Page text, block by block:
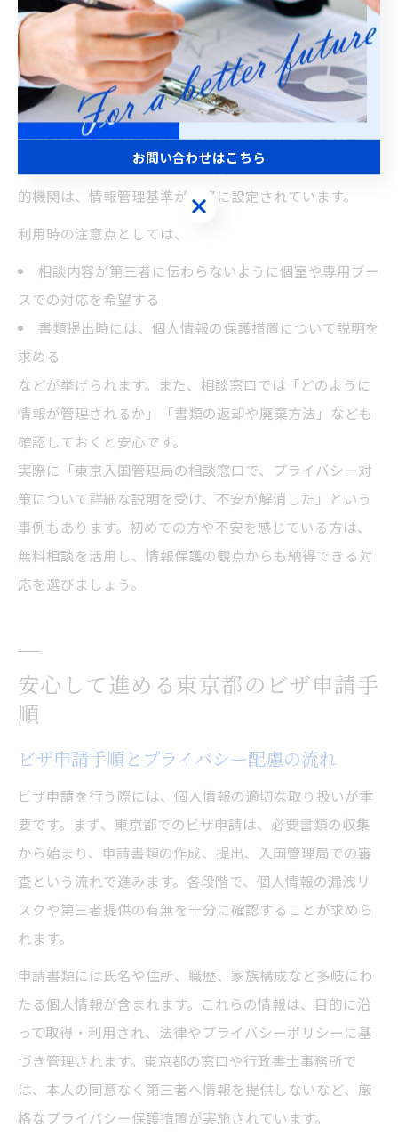
ト
ビザ申請に関する個人情報保護を徹底するためには、入
国管理局の相談窓口を活用する方法も効果的です。東京
都の入国管理局では、在留資格やビザ申請に関する情報
提供やプライバシー対策についての説明が受けられま
す。特に、FRESC（外国人在留支援センター）などの公
的機関は、情報管理基準が厳格に設定されています。
利用時の注意点としては、
相談内容が第三者に伝わらないように個室や専用ブー
スでの対応を希望する
書類提出時には、個人情報の保護措置について説明を
求める
などが挙げられます。また、相談窓口では「どのように
情報が管理されるか」「書類の返却や廃棄方法」なども
確認しておくと安心です。
実際に「東京入国管理局の相談窓口で、プライバシー対
策について詳細な説明を受け、不安が解消した」という
事例もあります。初めての方や不安を感じている方は、
無料相談を活用し、情報保護の観点からも納得できる対
応を選びましょう。
安心して進める東京都のビザ申請手
順
ビザ申請手順とプライバシー配慮の流れ
ビザ申請を行う際には、個人情報の適切な取り扱いが重
要です。まず、東京都でのビザ申請は、必要書類の収集
から始まり、申請書類の作成、提出、入国管理局での審
査という流れで進みます。各段階で、個人情報の漏洩リ
スクや第三者提供の有無を十分に確認することが求めら
れます。
申請書類には氏名や住所、職歴、家族構成など多岐にわ
たる個人情報が含まれます。これらの情報は、目的に沿
って取得・利用され、法律やプライバシーポリシーに基
づき管理されます。東京都の窓口や行政書士事務所で
は、本人の同意なく第三者へ情報を提供しないなど、厳
格なプライバシー保護措置が実施されています。
お問い合わせはこちら
お問い合わせはこちら